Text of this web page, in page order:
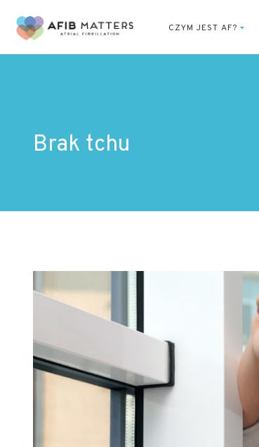
CZYM JEST AF?
Brak tchu